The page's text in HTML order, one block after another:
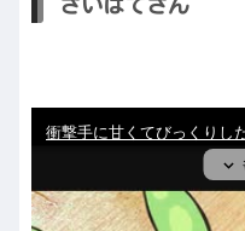
さいはてさん